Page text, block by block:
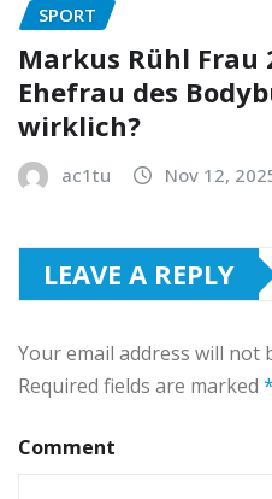
SPORT
Markus Rühl Frau
Ehefrau des
wirklich?
ac1tu Nov 12,
LEAVE A REPLY
Your email address will not
Required fields are marked *
Comment